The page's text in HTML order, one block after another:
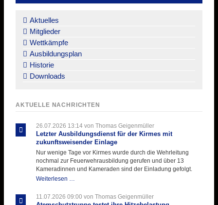
überspringen
Aktuelles
Mitglieder
Wettkämpfe
Ausbildungsplan
Historie
Downloads
AKTUELLE NACHRICHTEN
26.07.2026 13:14von Thomas Geigenmüller
Letzter Ausbildungsdienst für der Kirmes mit
zukunftsweisender Einlage
Nur wenige Tage vor Kirmes wurde durch die Wehrleitung
nochmal zur Feuerwehrausbildung gerufen und über 13
Kameradinnen und Kameraden sind der Einladung gefolgt.
Weiterlesen …
für
der
11.07.2026 09:00 von Thomas Geigenmüller